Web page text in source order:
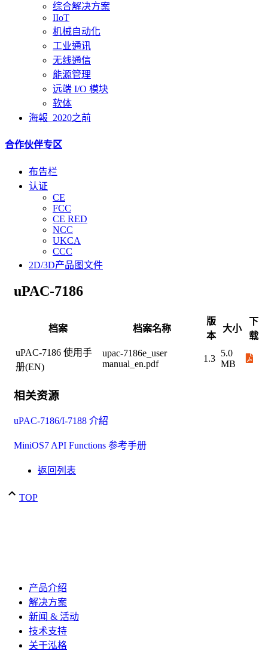
综合解决方案
IIoT
机械自动化
工业通讯
无线通信
能源管理
远端 I/O 模块
软体
海報_2020之前
合作伙伴专区
布告栏
认证
CE
FCC
CE RED
NCC
UKCA
CCC
2D/3D产品图文件
uPAC-7186
档案 档案名称
版
本
大小
下
载
uPAC-7186 使用手
册(EN)
upac-7186e_user
manual_en.pdf
1.3
5.0
MB
相关资源
uPAC-7186/I-7188 介紹
MiniOS7 API Functions 参考手册
返回列表
TOP
产品介绍
解决方案
新闻 & 活动
技术支持
关于泓格